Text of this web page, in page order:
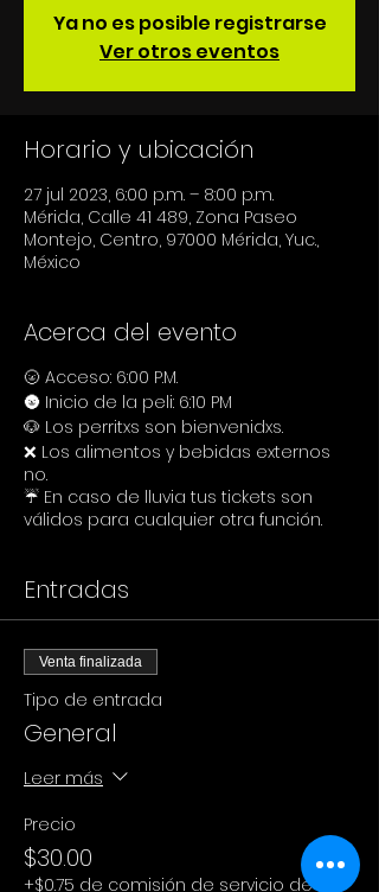
Ya no es posible registrarse
Ver otros eventos
Horario y ubicación
27 jul 2023, 6:00 p.m. – 8:00 p.m.
Mérida, Calle 41 489, Zona Paseo
Montejo, Centro, 97000 Mérida, Yuc.,
México
Acerca del evento
🌝 Acceso: 6:00 P.M.
🌚 Inicio de la peli: 6:10 PM
🐶 Los perritxs son bienvenidxs.
❌ Los alimentos y bebidas externos
no.
☔ En caso de lluvia tus tickets son
válidos para cualquier otra función.
Entradas
Venta finalizada
Tipo de entrada
General
Leer más
Precio
$30.00
+$0.75 de comisión de servicio de